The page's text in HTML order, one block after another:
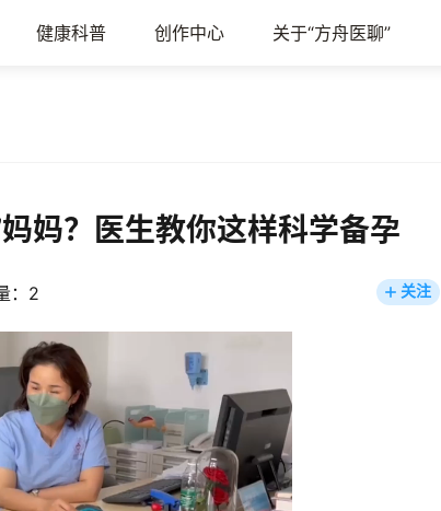
健康科普 创作中心 关于“方舟医聊”
妈？医生教你这样科学备孕
：2 关注